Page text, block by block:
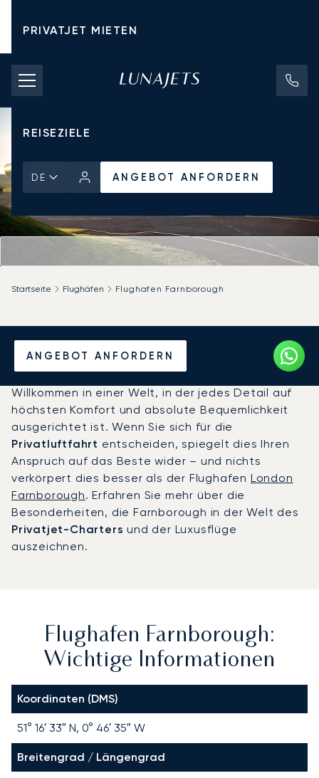
PRIVATJET MIETEN
CHARTERPREISE
PRIVATJETS
REISEZIELE
DE ANGEBOT ANFORDERN
ANGEBOT ANFORDERN
Startseite Flughäfen Flughafen Farnborough
Privatjet chartern zum
Flughafen Farnborough
Willkommen in einer Welt, in der jedes Detail auf
höchsten Komfort und absolute Bequemlichkeit
ausgerichtet ist. Wenn Sie sich für die
Privatluftfahrt entscheiden, spiegelt dies Ihren
Anspruch auf das Beste wider – und nichts
verkörpert dies besser als der Flughafen London
Farnborough. Erfahren Sie mehr über die
Besonderheiten, die Farnborough in der Welt des
Privatjet-Charters und der Luxusflüge
auszeichnen.
Flughafen Farnborough:
Wichtige Informationen
Koordinaten (DMS)
51° 16′ 33″ N, 0° 46′ 35″ W
Breitengrad / Längengrad